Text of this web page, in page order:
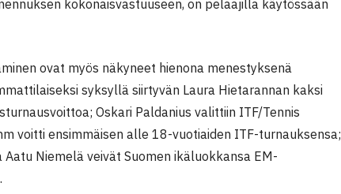
kokonaisvastuuseen, on pelaajilla käytössään
ovat myös näkyneet hienona menestyksenä
syksyllä siirtyvän Laura Hietarannan kaksi
Oskari Paldanius valittiin ITF/Tennis
voitti ensimmäisen alle 18-vuotiaiden ITF-turnauksensa;
Niemelä veivät Suomen ikäluokkansa EM-